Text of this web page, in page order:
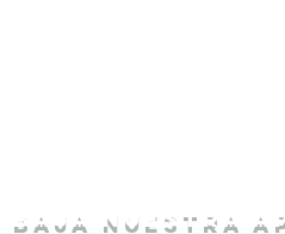
baja nuestra